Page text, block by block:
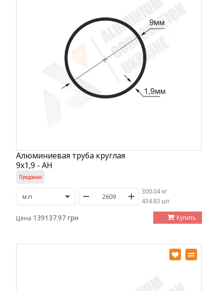
Алюминиевая труба круглая
9х1,9 - АН
Предзаказ
300.04 кг
/434.83 шт
Цена 139137.97 грн Купить